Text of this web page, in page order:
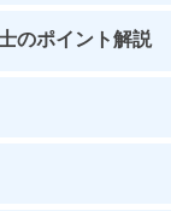
のポイント解説